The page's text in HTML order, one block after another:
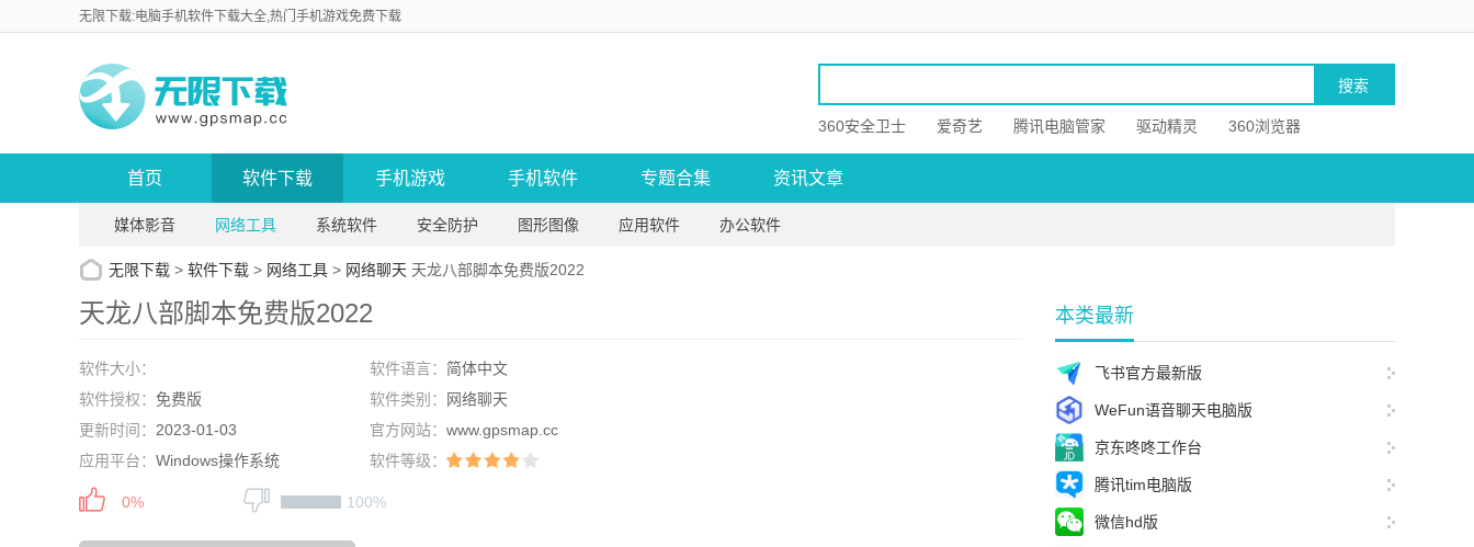
无限下载:电脑手机软件下载大全,热门手机游戏免费下载
360安全卫士 爱奇艺 腾讯电脑管家 驱动精灵 360浏览器
首页 软件下载 手机游戏 手机软件 专题合集 资讯文章
媒体影音 网络工具 系统软件 安全防护 图形图像 应用软件 办公软件
无限下载 > 软件下载 > 网络工具 > 网络聊天 天龙八部脚本免费版2022
天龙八部脚本免费版2022
软件大小： 软件语言： 简体中文
软件授权： 免费版 软件类别：
网络聊天
更新时间： 2023-01-03 官方网站： www.gpsmap.cc
应用平台： Windows操作系统 软件等级：
0% 100%
本类最新
飞书官方最新版
WeFun语音聊天电脑版
京东咚咚工作台
腾讯tim电脑版
微信hd版